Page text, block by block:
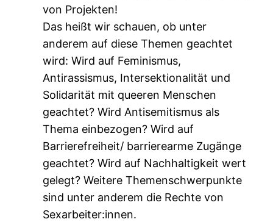
von Projekten!
Das heißt wir schauen, ob unter
anderem auf diese Themen geachtet
wird: Wird auf Feminismus,
Antirassismus, Intersektionalität und
Solidarität mit queeren Menschen
geachtet? Wird Antisemitismus als
Thema einbezogen? Wird auf
Barrierefreiheit/ barrierearme Zugänge
geachtet? Wird auf Nachhaltigkeit wert
gelegt? Weitere Themenschwerpunkte
sind unter anderem die Rechte von
Sexarbeiter:innen.